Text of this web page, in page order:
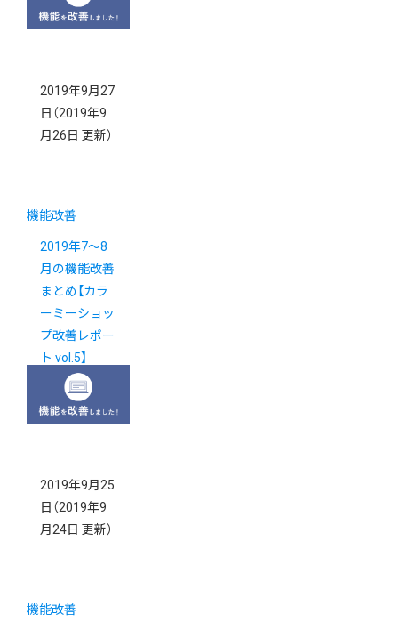
いたします
2019年9月27
日 （2019年9
月26日 更新）
機能改善
2019年7～8
月の機能改善
まとめ【カラ
ーミーショッ
プ改善レポー
ト vol.5】
2019年9月25
日 （2019年9
月24日 更新）
機能改善